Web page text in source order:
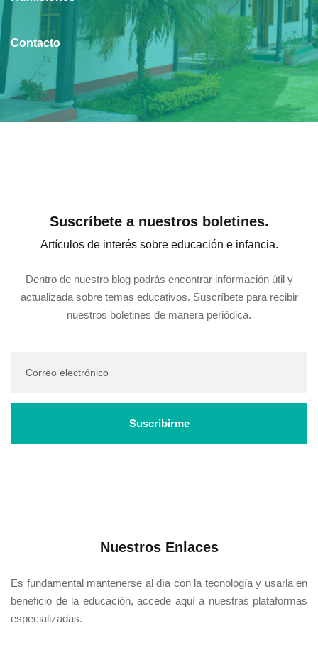
Contacto
Suscríbete a nuestros boletines.
Artículos de interés sobre educación e infancia.
Dentro de nuestro blog podrás encontrar información útil y
actualizada sobre temas educativos. Suscríbete para recibir
nuestros boletines de manera periódica.
Nuestros Enlaces
Es fundamental mantenerse al dìa con la tecnología y usarla en
beneficio de la educación, accede aquí a nuestras plataformas
especializadas.